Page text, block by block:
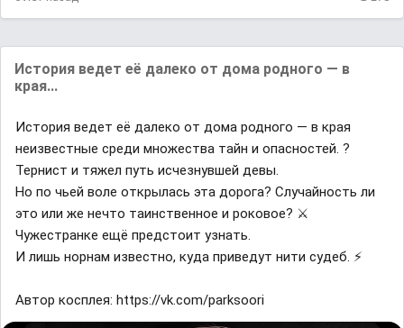
История ведет её далеко от дома родного — в
края...
История ведет её далеко от дома родного — в края
неизвестные среди множества тайн и опасностей. ?
Тернист и тяжел путь исчезнувшей девы.
Но по чьей воле открылась эта дорога? Случайность ли
это или же нечто таинственное и роковое? ⚔
Чужестранке ещё предстоит узнать.
И лишь норнам известно, куда приведут нити судеб. ⚡
Автор косплея: https://vk.com/parksoori